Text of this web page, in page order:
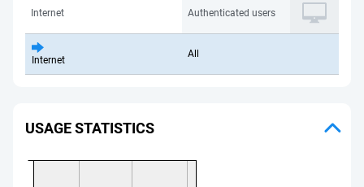
Internet Authenticated users
Internet
All
USAGE STATISTICS